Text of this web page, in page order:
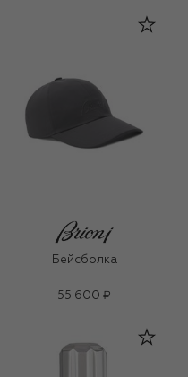
Бейсболка
55 600 ₽